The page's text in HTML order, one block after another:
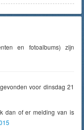
en fotoalbums) zijn
voor dinsdag 21
dan of er melding van is